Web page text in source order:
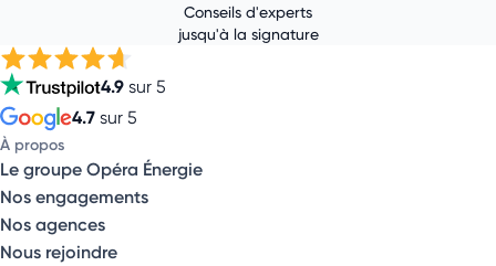
Conseils d'experts
jusqu'à la signature
4.9 sur 5
4.7 sur 5
À propos
Le groupe Opéra Énergie
Nos engagements
Nos agences
Nous rejoindre